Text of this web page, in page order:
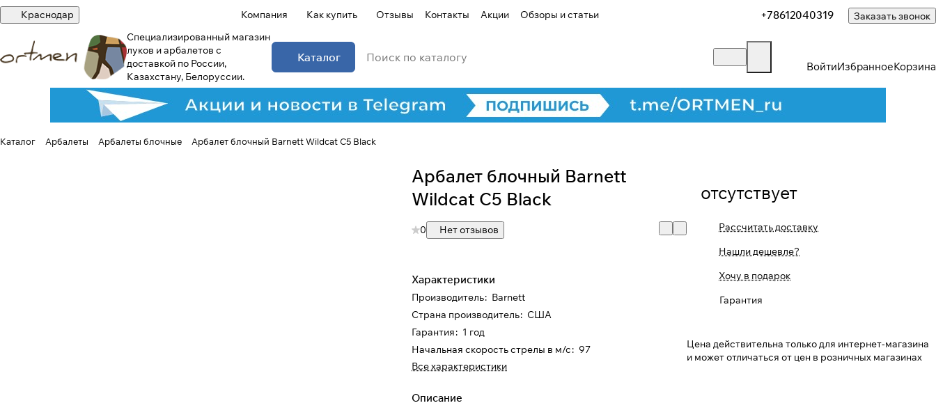
Краснодар Компания Как купить Отзывы Контакты Акции Обзоры и статьи +78612040319 Заказать звонок
Специализированный магазин
луков и арбалетов с
доставкой по России,
Казахстану, Белоруссии.
Каталог
ВойтиИзбранноеКорзина
Каталог Арбалеты Арбалеты блочные Арбалет блочный Barnett Wildcat C5 Black
Арбалет блочный Barnett
Wildcat C5 Black
0 Нет отзывов
Характеристики
Производитель: Barnett
Страна производитель: США
Гарантия: 1 год
Начальная скорость стрелы в м/с: 97
Все характеристики
Описание
отсутствует
Рассчитать доставку
Нашли дешевле?
Хочу в подарок
Гарантия
Цена действительна только для интернет-магазина
и может отличаться от цен в розничных магазинах
Закрыть
Для клиентов всех банков
оплату на части